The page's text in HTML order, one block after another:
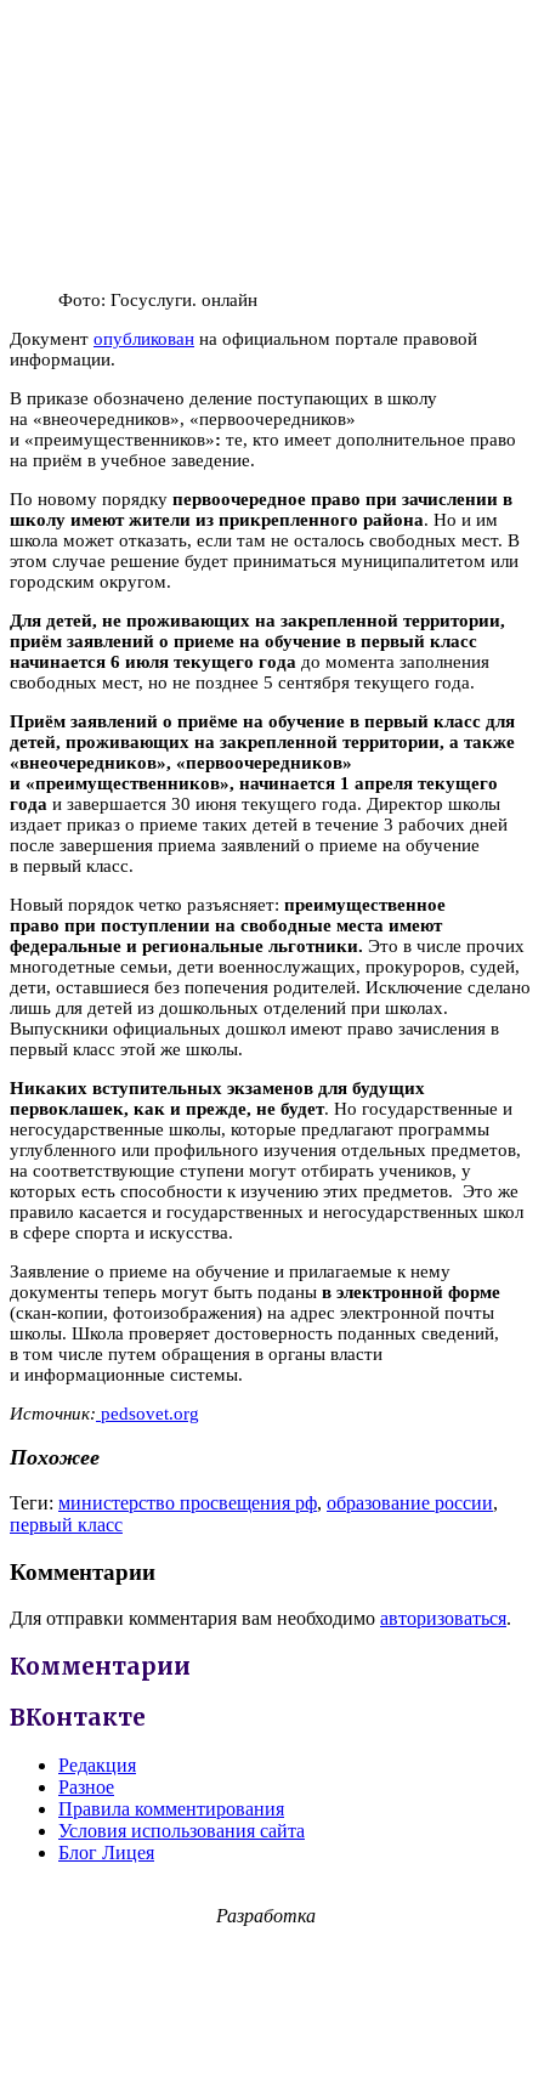
Фото: Госуслуги. онлайн
Документ опубликован на официальном портале правовой
информации.
В приказе обозначено деление поступающих в школу
на «внеочередников», «первоочередников»
и «преимущественников»: те, кто имеет дополнительное право
на приём в учебное заведение.
По новому порядку первоочередное право при зачислении в
школу имеют жители из прикрепленного района. Но и им
школа может отказать, если там не осталось свободных мест. В
этом случае решение будет приниматься муниципалитетом или
городским округом.
Для детей, не проживающих на закрепленной территории,
приём заявлений о приеме на обучение в первый класс
начинается 6 июля текущего года до момента заполнения
свободных мест, но не позднее 5 сентября текущего года.
Приём заявлений о приёме на обучение в первый класс для
детей, проживающих на закрепленной территории, а также
«внеочередников», «первоочередников»
и «преимущественников», начинается 1 апреля текущего
года и завершается 30 июня текущего года. Директор школы
издает приказ о приеме таких детей в течение 3 рабочих дней
после завершения приема заявлений о приеме на обучение
в первый класс.
Новый порядок четко разъясняет: преимущественное
право при поступлении на свободные места имеют
федеральные и региональные льготники. Это в числе прочих
многодетные семьи, дети военнослужащих, прокуроров, судей,
дети, оставшиеся без попечения родителей. Исключение сделано
лишь для детей из дошкольных отделений при школах.
Выпускники официальных дошкол имеют право зачисления в
первый класс этой же школы.
Никаких вступительных экзаменов для будущих
первоклашек, как и прежде, не будет. Но государственные и
негосударственные школы, которые предлагают программы
углубленного или профильного изучения отдельных предметов,
на соответствующие ступени могут отбирать учеников, у
которых есть способности к изучению этих предметов. Это же
правило касается и государственных и негосударственных школ
в сфере спорта и искусства.
Заявление о приеме на обучение и прилагаемые к нему
документы теперь могут быть поданы в электронной форме
(скан-копии, фотоизображения) на адрес электронной почты
школы. Школа проверяет достоверность поданных сведений,
в том числе путем обращения в органы власти
и информационные системы.
Источник: pedsovet.org
Похожее
Теги: министерство просвещения рф, образование россии,
первый класс
Комментарии
Для отправки комментария вам необходимо авторизоваться.
Комментарии
ВКонтакте
Редакция
Разное
Правила комментирования
Условия использования сайта
Блог Лицея
Разработка